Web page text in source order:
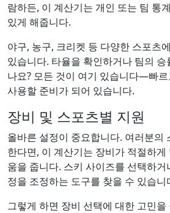
람하든, 이 계산기는 개인 또는 팀 통
있게 해줍니다.
야구, 농구, 크리켓 등 다양한 스포츠
있습니다. 타율을 확인하거나 팀의
나요? 모든 것이 여기 있습니다—빠
사용할 준비가 되어 있습니다.
장비 및 스포츠별 지원
올바른 설정이 중요합니다. 여러분의
한다면, 이 계산기는 장비가 적절하
움을 줍니다. 스키 사이즈를 선택하
정을 조정하는 도구를 찾을 수 있습니
그렇게 하면 장비 선택에 대한 고민